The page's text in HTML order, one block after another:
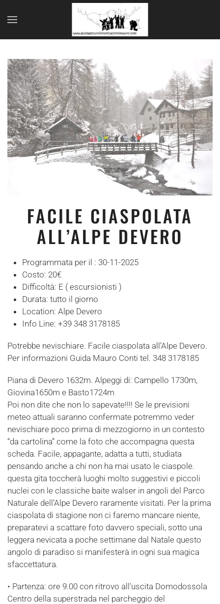
FACILE CIASPOLATA
ALL’ALPE DEVERO
Programmata per il : 30-11-2025
Costo: 20€
Difficoltà: E ( escursionisti )
Durata: tutto il giorno
Location: Alpe Devero
Info Line: +39 348 3178185
Potrebbe nevischiare. Facile ciaspolata all’Alpe Devero.
Per informazioni Guida Mauro Conti tel. 348 3178185
Piana di Devero 1632m. Alpeggi di: Campello 1730m,
Giovina1650m e Basto1724m
Poi non dite che non lo sapevate!!!! Se le previsioni
meteo attuali saranno confermate potremmo veder
nevischiare poco prima di mezzogiorno in un contesto
“da cartolina” come la foto che accompagna questa
scheda. Facile, appagante, adatta a tutti, studiata
pensando anche a chi non ha mai usato le ciaspole.
questa gita toccherà luoghi molto suggestivi e piccoli
nuclei con le classiche baite walser in angoli del Parco
Naturale dell’Alpe Devero raramente visitati. Per la prima
ciaspolata di stagione non ci faremo mancare niente,
preparatevi a scattare foto davvero speciali, sotto una
leggera nevicata a poche settimane dal Natale questo
angolo di paradiso si manifesterà in ogni sua magica
sfaccettatura.
• Partenza: ore 9.00 con ritrovo all'uscita Domodossola
Centro della superstrada nel parcheggio del